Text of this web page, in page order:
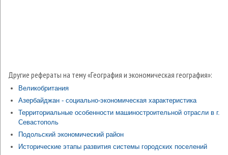
Другие рефераты на тему «География и экономическая география»:
Великобритания
Азербайджан - социально-экономическая характеристика
Территориальные особенности машиностроительной отрасли в г.
Севастополь
Подольский экономический район
Исторические этапы развития системы городских поселений